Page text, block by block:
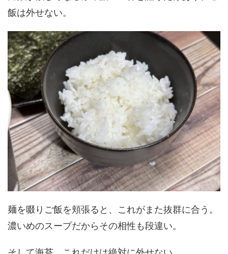
飯は外せない。
麺を啜りご飯を頬張ると、これがまた抜群に合う。
濃いめのスープだからその相性も段違い。